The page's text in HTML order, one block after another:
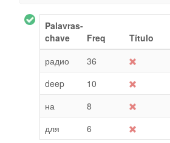
Palavras-
chave
Freq Título
радио
36
deep
10
на
8
для
6